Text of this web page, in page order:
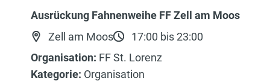
Ausrückung Fahnenweihe FF Zell am Moos
Zell am Moos
17:00 bis 23:00
Organisation: FF St. Lorenz
Kategorie: Organisation